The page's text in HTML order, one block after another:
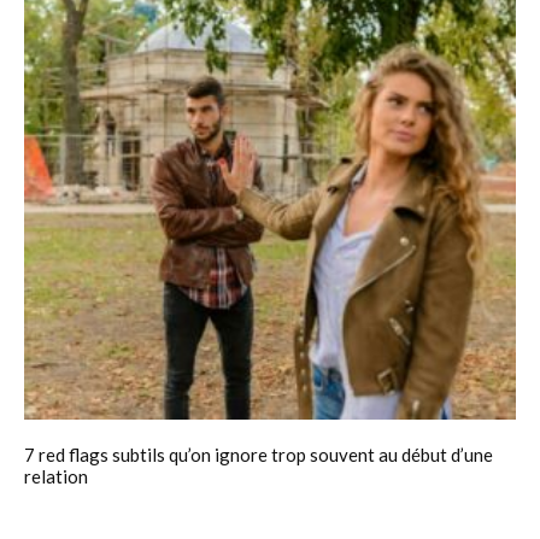
7 red flags subtils qu’on ignore trop souvent au début d’une
relation